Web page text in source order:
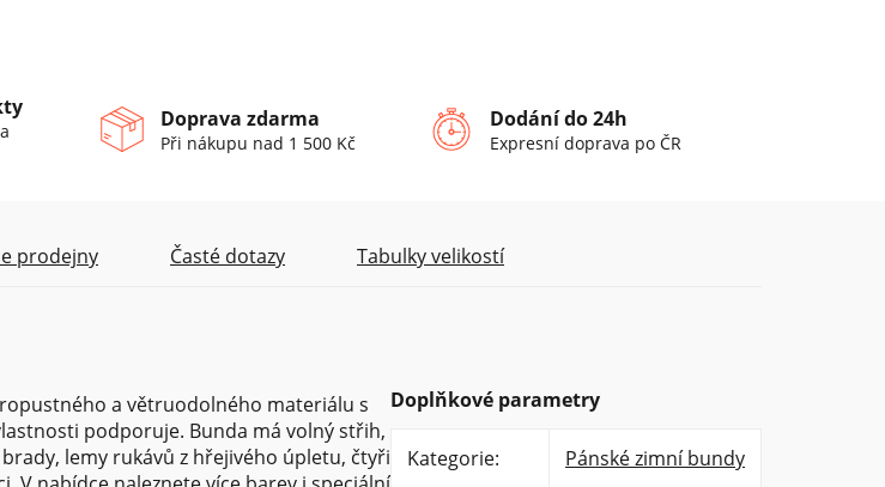
Doprava zdarma
Při nákupu nad 1 500 Kč
Dodání do 24h
Expresní doprava po ČR
prodejny Časté dotazy Tabulky velikostí
a větruodolného materiálu s
podporuje. Bunda má volný střih,
lemy rukávů z hřejivého úpletu, čtyři
Doplňkové parametry
Kategorie: Pánské zimní bundy